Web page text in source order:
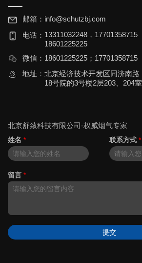
邮箱： info@schutzbj.com
电话： 13311032248，17701358715
18601225225
微信： 18601225225；17701358715
地址： 北京经济技术开发区同济南路
18号院的3号楼2层203、204室
北京舒致科技有限公司-权威烟气专家
姓名 * 联系方式 *
留言 *
提交